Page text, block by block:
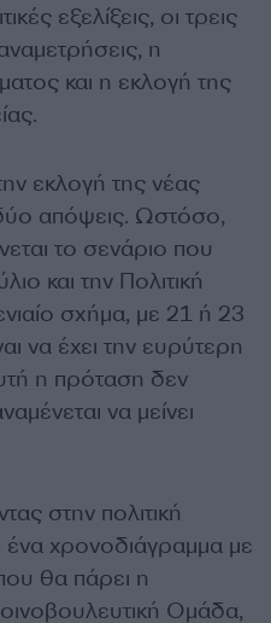
εξελίξεις, οι τρεις
η
και η εκλογή της
εκλογή της νέας
απόψεις. Ωστόσο,
το σενάριο που
και την Πολιτική
σχήμα, με 21 ή 23
να έχει την ευρύτερη
η πρόταση δεν
να μείνει
στην πολιτική
χρονοδιάγραμμα με
θα πάρει η
Ομάδα,